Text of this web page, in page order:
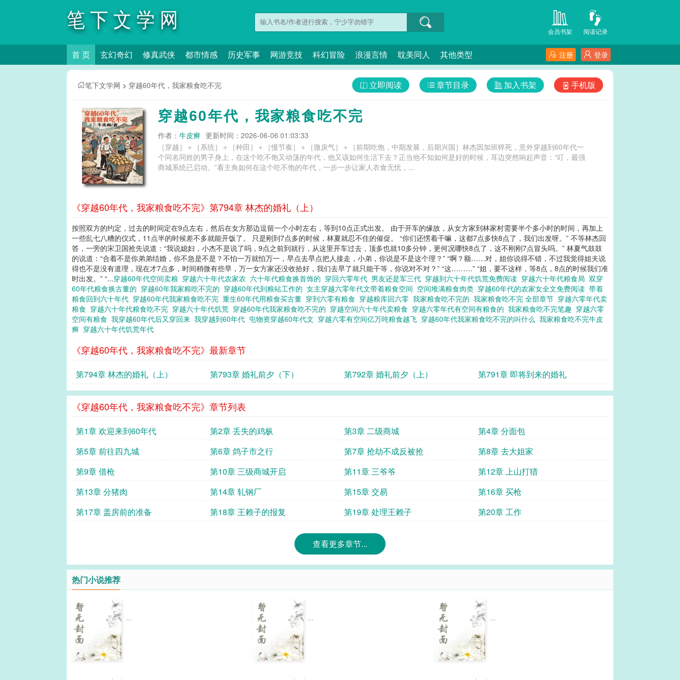
笔下文学网 阅读记录
会员书架
首 页 玄幻奇幻 修真武侠 都市情感 历史军事 网游竞技 科幻冒险 浪漫言情 耽美同人 其他类型 登录
注册
笔下文学网 > 穿越60年代，我家粮食吃不完 手机版
加入书架
章节目录
立即阅读
穿越60年代，我家粮食吃不完
作者： 牛皮癣 更新时间：2026-06-06 01:03:33
［穿越］＋［系统］＋［种田］＋［慢节奏］＋［微戾气］＋［前期吃饱，中期发展，后期兴国］林杰因加班猝死，意外穿越到60年代一
个同名同姓的男子身上，在这个吃不饱又动荡的年代，他又该如何生活下去？正当他不知如何是好的时候，耳边突然响起声音：“叮，最强
商城系统已启动。”看主角如何在这个吃不饱的年代，一步一步让家人衣食无忧，...
《穿越60年代，我家粮食吃不完》第794章 林杰的婚礼（上）
按照双方的约定，过去的时间定在9点左右，然后在女方那边逗留一个小时左右，等到10点正式出发。 由于开车的缘故，从女方家到林家村需要半个多小时的时间，再加上
一些乱七八糟的仪式，11点半的时候差不多就能开饭了。 只是刚到7点多的时候，林夏就忍不住的催促。 “你们还愣着干嘛，这都7点多快8点了，我们出发呀。” 不等林杰回
答，一旁的宋卫国抢先说道：“我说媳妇，小杰不是说了吗，9点之前到就行，从这里开车过去，顶多也就10多分钟，更何况哪快8点了，这不刚刚7点冒头吗。” 林夏气鼓鼓
的说道：“合着不是你弟弟结婚，你不急是不是？不怕一万就怕万一，早点去早点把人接走，小弟，你说是不是这个理？” “啊？额……对，姐你说得不错，不过我觉得姐夫说
得也不是没有道理，现在才7点多，时间稍微有些早，万一女方家还没收拾好，我们去早了就只能干等，你说对不对？” “这………” “姐，要不这样，等8点，8点的时候我们准
时出发。” “...穿越60年代空间卖粮 穿越六十年代农家农 六十年代粮食换首饰的 穿回六零年代 男友还是军三代 穿越到六十年代饥荒免费阅读 穿越六十年代粮食局 双穿
60年代粮食换古董的 穿越60年我家粮吃不完的 穿越60年代到粮站工作的 女主穿越六零年代文带着粮食空间 空间堆满粮食肉类 穿越60年代的农家女全文免费阅读 带着
粮食回到六十年代 穿越60年代我家粮食吃不完 重生60年代用粮食买古董 穿到六零有粮食 穿越粮库回六零 我家粮食吃不完的 我家粮食吃不完 全部章节 穿越六零年代卖
粮食 穿越六十年代粮食吃不完 穿越六十年代饥荒 穿越60年代我家粮食吃不完的 穿越空间六十年代卖粮食 穿越六零年代有空间有粮食的 我家粮食吃不完笔趣 穿越六零
空间有粮食 我穿越60年代后又穿回来 我穿越到60年代 屯物资穿越60年代文 穿越六零有空间亿万吨粮食越飞 穿越60年代我家粮食吃不完的叫什么 我家粮食吃不完牛皮
癣 穿越六十年代饥荒年代
《穿越60年代，我家粮食吃不完》最新章节
第794章 林杰的婚礼（上） 第793章 婚礼前夕（下） 第792章 婚礼前夕（上） 第791章 即将到来的婚礼
《穿越60年代，我家粮食吃不完》章节列表
第1章 欢迎来到60年代 第2章 丢失的鸡枞 第3章 二级商城
第4章 分面包
第5章 前往四九城
第6章 鸽子市之行 第7章 抢劫不成反被抢
第8章 去大姐家
第9章 借枪
第10章 三级商城开启 第11章 三爷爷
第12章 上山打猎
第13章 分猪肉
第14章 轧钢厂 第15章 交易
第16章 买枪
第17章 盖房前的准备
第18章 王赖子的报复 第19章 处理王赖子 第20章 工作
查看更多章节...
热门小说推荐
... ... ...